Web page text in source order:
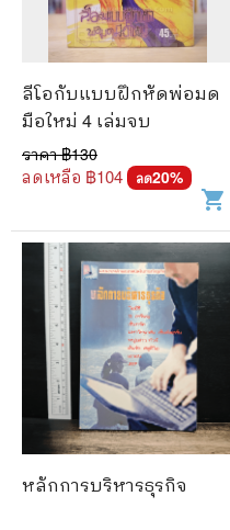
ลีโอกับแบบฝึกหัดพ่อมด
มือใหม่ 4 เล่มจบ
ราคา ฿130
ลดเหลือ ฿104 ลด20%
shopping_cart
หลักการบริหารธุรกิจ